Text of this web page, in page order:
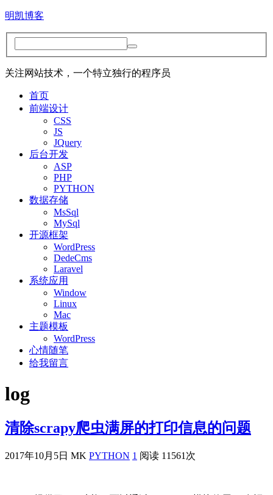
明凯博客
关注网站技术，一个特立独行的程序员
首页
前端设计
CSS
JS
JQuery
后台开发
ASP
PHP
PYTHON
数据存储
MsSql
MySql
开源框架
WordPress
DedeCms
Laravel
系统应用
Window
Linux
Mac
主题模板
WordPress
心情随笔
给我留言
log
清除scrapy爬虫满屏的打印信息的问题
2017年10月5日 MK PYTHON 1 阅读 11561次